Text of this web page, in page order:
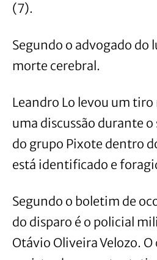
(7).
Segundo o advogado do
morte cerebral.
Leandro Lo levou um tiro
uma discussão durante
do grupo Pixote dentro
está identificado e
Segundo o boletim de
do disparo é o policial
Otávio Oliveira Velozo.